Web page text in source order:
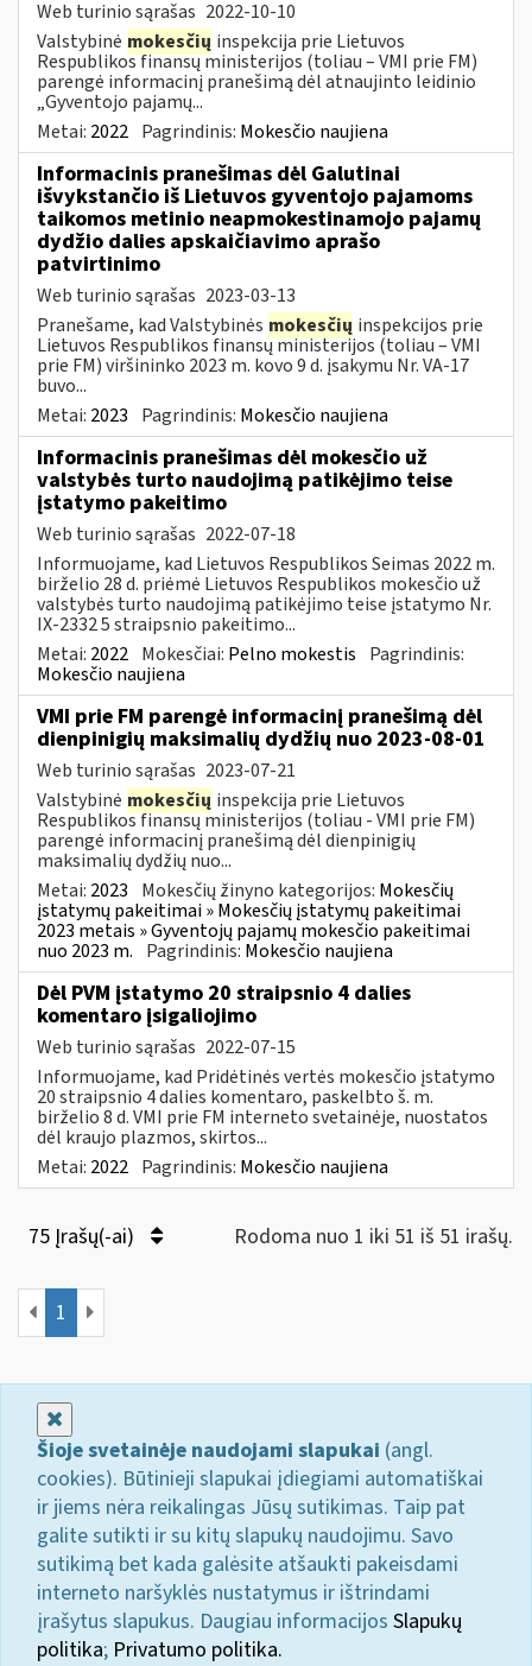
Web turinio sąrašas 2022-10-10
Valstybinė mokesčių inspekcija prie Lietuvos
Respublikos finansų ministerijos (toliau – VMI prie FM)
parengė informacinį pranešimą dėl atnaujinto leidinio
„Gyventojo pajamų...
Metai: 2022 Pagrindinis: Mokesčio naujiena
Informacinis pranešimas dėl Galutinai
išvykstančio iš Lietuvos gyventojo pajamoms
taikomos metinio neapmokestinamojo pajamų
dydžio dalies apskaičiavimo aprašo
patvirtinimo
Web turinio sąrašas 2023-03-13
Pranešame, kad Valstybinės mokesčių inspekcijos prie
Lietuvos Respublikos finansų ministerijos (toliau – VMI
prie FM) viršininko 2023 m. kovo 9 d. įsakymu Nr. VA-17
buvo...
Metai: 2023 Pagrindinis: Mokesčio naujiena
Informacinis pranešimas dėl mokesčio už
valstybės turto naudojimą patikėjimo teise
įstatymo pakeitimo
Web turinio sąrašas 2022-07-18
Informuojame, kad Lietuvos Respublikos Seimas 2022 m.
birželio 28 d. priėmė Lietuvos Respublikos mokesčio už
valstybės turto naudojimą patikėjimo teise įstatymo Nr.
IX-2332 5 straipsnio pakeitimo...
Metai: 2022 Mokesčiai: Pelno mokestis Pagrindinis:
Mokesčio naujiena
VMI prie FM parengė informacinį pranešimą dėl
dienpinigių maksimalių dydžių nuo 2023-08-01
Web turinio sąrašas 2023-07-21
Valstybinė mokesčių inspekcija prie Lietuvos
Respublikos finansų ministerijos (toliau - VMI prie FM)
parengė informacinį pranešimą dėl dienpinigių
maksimalių dydžių nuo...
Metai: 2023 Mokesčių žinyno kategorijos: Mokesčių
įstatymų pakeitimai » Mokesčių įstatymų pakeitimai
2023 metais » Gyventojų pajamų mokesčio pakeitimai
nuo 2023 m. Pagrindinis: Mokesčio naujiena
Dėl PVM įstatymo 20 straipsnio 4 dalies
komentaro įsigaliojimo
Web turinio sąrašas 2022-07-15
Informuojame, kad Pridėtinės vertės mokesčio įstatymo
20 straipsnio 4 dalies komentaro, paskelbto š. m.
birželio 8 d. VMI prie FM interneto svetainėje, nuostatos
dėl kraujo plazmos, skirtos...
Metai: 2022 Pagrindinis: Mokesčio naujiena
75 Įrašų(-ai) Rodoma nuo 1 iki 51 iš 51 irašų.
1
Šioje svetainėje naudojami slapukai (angl.
cookies). Būtinieji slapukai įdiegiami automatiškai
ir jiems nėra reikalingas Jūsų sutikimas. Taip pat
galite sutikti ir su kitų slapukų naudojimu. Savo
sutikimą bet kada galėsite atšaukti pakeisdami
interneto naršyklės nustatymus ir ištrindami
įrašytus slapukus. Daugiau informacijos Slapukų
politika; Privatumo politika.